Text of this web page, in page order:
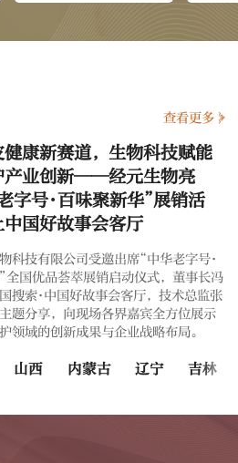
查看更多
康新赛道，生物科技赋能
产业创新——经元生物亮
字号·百味聚新华”展销活
国好故事会客厅
科技有限公司受邀出席“中华老字号·
全国优品荟萃展销启动仪式，董事长冯
搜索·中国好故事会客厅，技术总监张
题分享，向现场各界嘉宾全方位展示
领域的创新成果与企业战略布局。
山西 内蒙古 辽宁 吉林